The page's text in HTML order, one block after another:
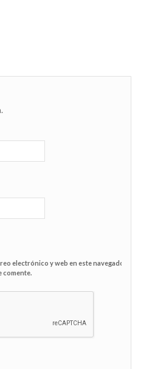
electrónico y web en este navegador
comente.